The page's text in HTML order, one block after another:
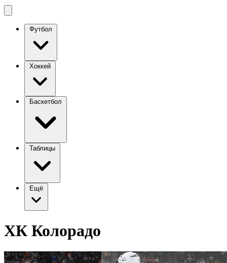
Футбол
Хоккей
Баскетбол
Таблицы
Ещё
ХК Колорадо